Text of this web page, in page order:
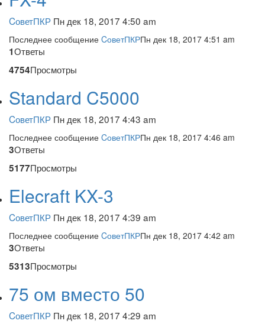
CоветПКР Пн дек 18, 2017 4:50 am
Последнее сообщение CоветПКРПн дек 18, 2017 4:51 am
1Ответы
4754Просмотры
Standard C5000
CоветПКР Пн дек 18, 2017 4:43 am
Последнее сообщение CоветПКРПн дек 18, 2017 4:46 am
3Ответы
5177Просмотры
Elecraft KX-3
CоветПКР Пн дек 18, 2017 4:39 am
Последнее сообщение CоветПКРПн дек 18, 2017 4:42 am
3Ответы
5313Просмотры
75 ом вместо 50
CоветПКР Пн дек 18, 2017 4:29 am